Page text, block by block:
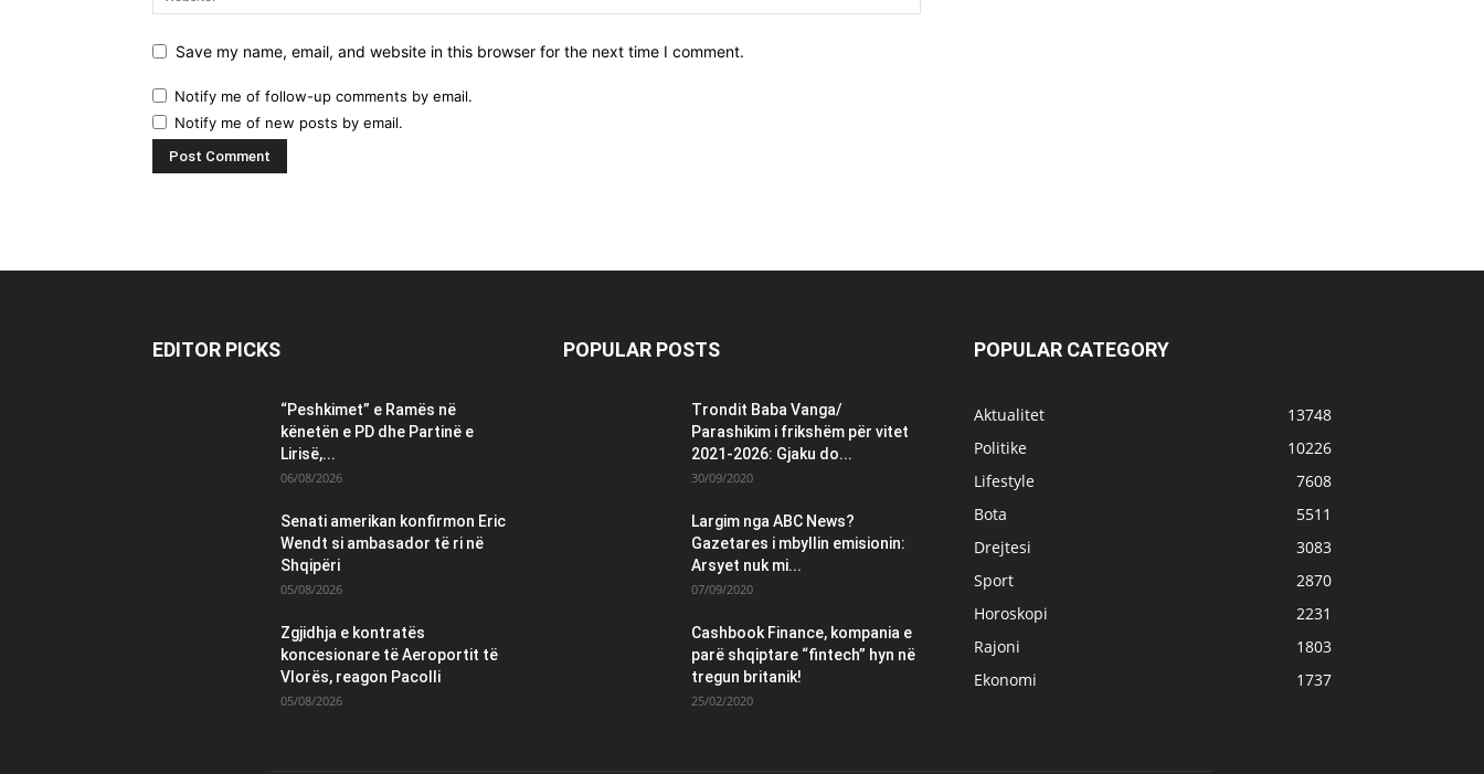
Save my name, email, and website in this browser for the next time I comment.
Notify me of follow-up comments by email.
Notify me of new posts by email.
EDITOR PICKS
“Peshkimet” e Ramës në
kënetën e PD dhe Partinë e
Lirisë,...
06/08/2026
Senati amerikan konfirmon Eric
Wendt si ambasador të ri në
Shqipëri
05/08/2026
Zgjidhja e kontratës
koncesionare të Aeroportit të
Vlorës, reagon Pacolli
05/08/2026
POPULAR POSTS
Trondit Baba Vanga/
Parashikim i frikshëm për vitet
2021-2026: Gjaku do...
30/09/2020
Largim nga ABC News?
Gazetares i mbyllin emisionin:
Arsyet nuk mi...
07/09/2020
Cashbook Finance, kompania e
parë shqiptare “fintech” hyn në
tregun britanik!
25/02/2020
POPULAR CATEGORY
Aktualitet
13748
Politike
10226
Lifestyle
7608
Bota
5511
Drejtesi
3083
Sport
2870
Horoskopi
2231
Rajoni
1803
Ekonomi
1737